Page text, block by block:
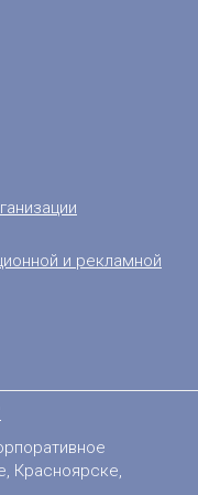
и рекламной
Красноярске,